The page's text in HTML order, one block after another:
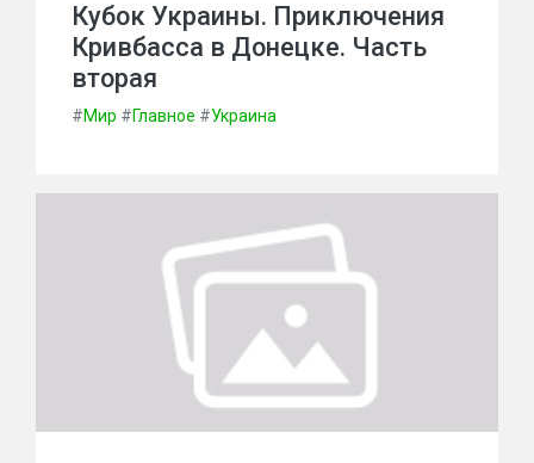
Кубок Украины. Приключения
Кривбасса в Донецке. Часть
вторая
#Мир #Главное #Украина